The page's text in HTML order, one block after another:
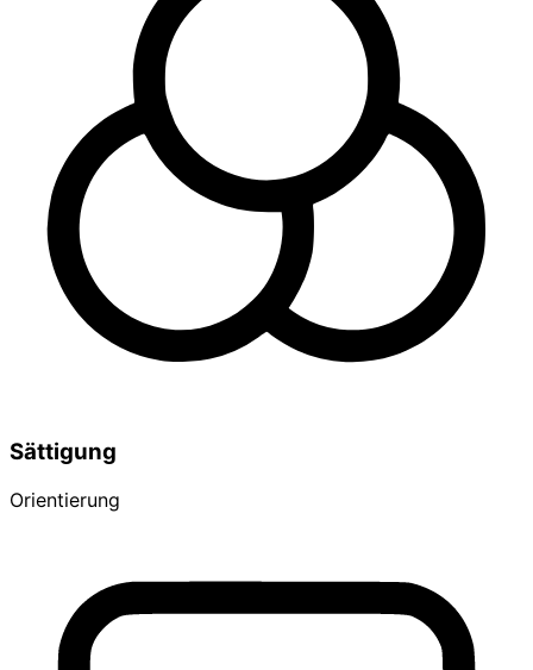
Sättigung
Orientierung